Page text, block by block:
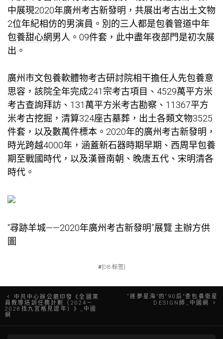
中展現2020年廣州考古新發明，共展出考古出土文物
2位年紀相仿的男演員。別的三人都是包養管道中年
包養甜心網男人。09件套，此中盡年夜部門是初次展
出。
廣州市文包養軟體物考古研討院相干擔任人先包養意
思容，該院全年完成241宗考古項目、4529萬平方米
考古查詢拜訪、131萬平方米考古勘察、11367平方
米考古挖掘，清算324座古墓葬，出土各類文物3525
件套，以及數萬件標本。2020年的廣州考古新發明，
時光跨越4000年，涵蓋新石器時期早期、西周早包養
期至戰國時代，以及漢晉南朝、晚唐五代、宋明清各
時代。
“尋跡羊城——2020年廣州考古新發明”展覽 主辦方供
圖
#[DB:标签]
文
章
中共中心辦公廳印發《全國黨
員教導培訓任務計劃（2024－
2028找九宮格見證年）》_中國
網
“逐夢星海”的“90后”查包養衛星
DESIGN師_中國網